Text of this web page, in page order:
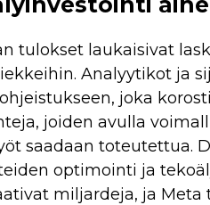
tulokset laukaisivat
Analyytikot ja
joka
joiden avulla
saadaan toteutettua.
optimointi ja
miljardeja, ja Meta